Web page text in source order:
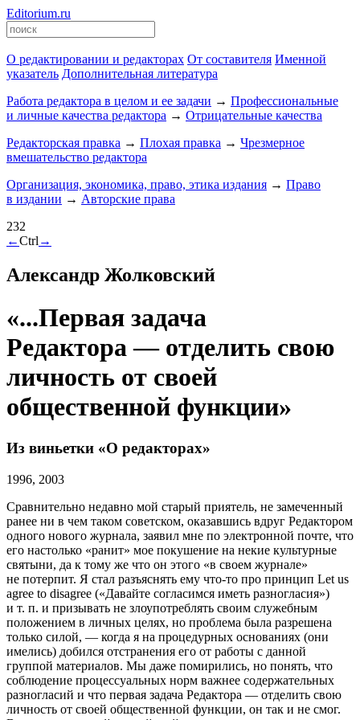
Editorium.ru
О редактировании и редакторах От составителя Именной
указатель Дополнительная литература
Работа редактора в целом и ее задачи → Профессиональные
и личные качества редактора → Отрицательные качества
Редакторская правка → Плохая правка → Чрезмерное
вмешательство редактора
Организация, экономика, право, этика издания → Право
в издании → Авторские права
232
←Ctrl →
Александр Жолковский
«...Первая задача
Редактора — отделить свою
личность от своей
общественной функции»
Из виньетки «О редакторах»
1996, 2003
Сравнительно недавно мой старый приятель, не замеченный
ранее ни в чем таком советском, оказавшись вдруг Редактором
одного нового журнала, заявил мне по электронной почте, что
его настолько «ранит» мое покушение на некие культурные
святыни, да к тому же что он этого «в своем журнале»
не потерпит. Я стал разъяснять ему что-то про принцип Let us
agree to disagree («Давайте согласимся иметь разногласия»)
и т. п. и призывать не злоупотреблять своим служебным
положением в личных целях, но проблема была разрешена
только силой, — когда я на процедурных основаниях (они
имелись) добился отстранения его от работы с данной
группой материалов. Мы даже помирились, но понять, что
соблюдение процессуальных норм важнее содержательных
разногласий и что первая задача Редактора — отделить свою
личность от своей общественной функции, он так и не смог.